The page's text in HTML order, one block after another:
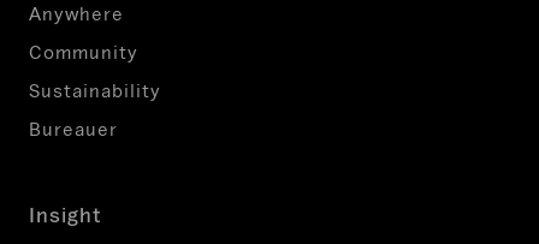
Anywhere
Community
Sustainability
Bureauer
Insight